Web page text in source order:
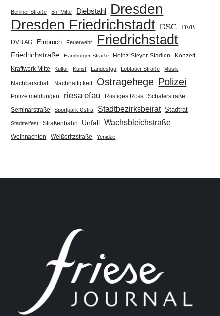
Berliner Straße Bhf Mitte Diebstahl Dresden
Dresden Friedrichstadt DSC DVB
DVB AG Einbruch Feuerwehr Friedrichstadt
Friedrichstraße Hamburger Straße Heinz-Steyer-Stadion
Konzert
Kraftwerk Mitte
Kultur Kunst Landesliga Löbtauer Straße Musik
Nachbarschaft Nachhaltigkeit Ostragehege Polizei
Polizeimeldungen riesa efau Rostiges Ross Schäferstraße
Seminarstraße Sportpark Ostra Stadtbezirksbeirat Stadtrat
Stadtteilfest Straßenbahn Unfall Wachsbleichstraße
Weihnachten Weißeritzstraße Yenidze